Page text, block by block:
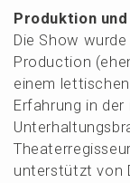
Produk­ti­on
Die Show
Produc­tion
einem
Erfah­rung in
unter­stützt von